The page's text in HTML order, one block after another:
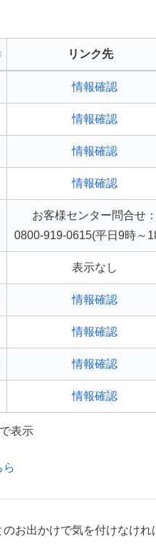
リンク先
リンク先
情報確認
情報確認
情報確認
情報確認
お客様センター問合せ：
0800-919-0615(平日9時～
表示なし
情報確認
情報確認
情報確認
情報確認
表示
お出かけで気を付けなけれ